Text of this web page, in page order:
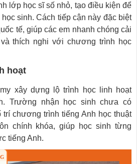
lớp học sĩ số nhỏ, tạo điều kiện để
sinh. Cách tiếp cận này đặc biệt
tế, giúp các em nhanh chóng cải
thích nghi với chương trình học
hoạt
xây dựng lộ trình học linh hoạt
Trường nhận học sinh chưa có
chương trình tiếng Anh học thuật
chính khóa, giúp học sinh từng
tiếng Anh.